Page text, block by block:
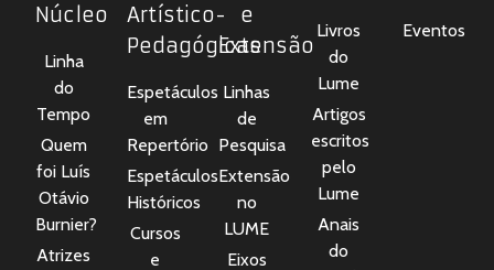
Núcleo
Linha
do
Tempo
Quem
foi Luís
Otávio
Burnier?
Atrizes
Artístico-
Pedagógicas
Espetáculos
em
Repertório
Espetáculos
Históricos
Cursos
e
e
Extensão
Linhas
de
Pesquisa
Extensão
no
LUME
Eixos
Livros
do
Lume
Artigos
escritos
pelo
Lume
Anais
do
Eventos